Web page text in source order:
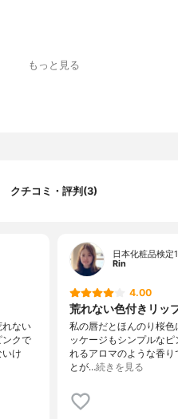
ヘキサン酸ペンタエリスリチル、ダ
ステアリル/セチル/ステアリル/ベヘ
酸ポリグリセリル-2、ジメチルシリ
ジメチコン、パーフルオロオクチル
もっと見る
クチコミ・評判(3)
れない
ンクで
け
日本化粧品検定
Rin
4.00
荒れない色付きリッ
私の唇だとほんのり桜
ッケージもシンプルな
れるアロマのような香り
とが…続きを見る